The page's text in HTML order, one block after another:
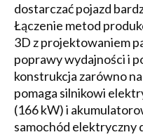
dostarczać pojazd
Łączenie metod
3D z projektowaniem
poprawy wydajności i
konstrukcja zarówno
pomaga silnikowi
(166 kW) i
samochód elektryczny